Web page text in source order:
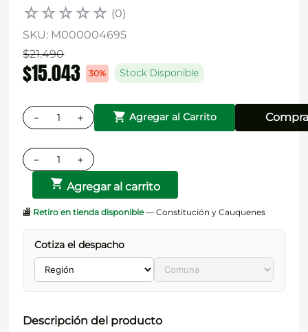
☆☆☆☆☆ (0)
SKU: M000004695
$21.490
$15.043 30% Stock Disponible
＋
－ Agregar al Carrito
＋
－
Agregar al carrito
🏬 Retiro en tienda disponible— Constitución y Cauquenes
Cotiza el despacho
Descripción del producto